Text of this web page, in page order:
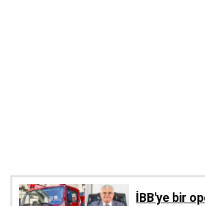
İBB'ye bir